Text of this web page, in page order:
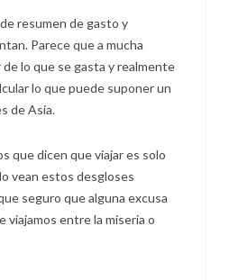
resumen de gasto y
Parece que a mucha
lo que se gasta y realmente
lo que puede suponer un
de Asia.
que dicen que viajar es solo
vean estos desgloses
seguro que alguna excusa
viajamos entre la miseria o